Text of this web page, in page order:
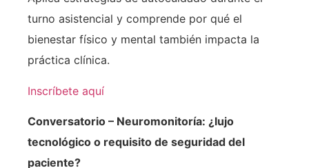
turno asistencial y comprende por qué el
bienestar físico y mental también impacta la
práctica clínica.
Inscríbete aquí
Conversatorio – Neuromonitoría: ¿lujo
tecnológico o requisito de seguridad del
paciente?